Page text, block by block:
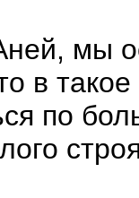
мы
в
по